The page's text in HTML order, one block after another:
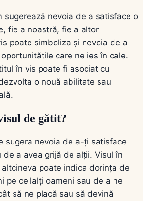
sugerează nevoia de a satisface o
fie a noastră, fie a altor
poate simboliza și nevoia de a
care ne ies în cale.
în vis poate fi asociat cu
o nouă abilitate sau
de gătit?
sugera nevoia de a-ți satisface
de a avea grijă de alții. Visul în
poate indica dorința de
pe ceilalți oameni sau de a ne
să ne placă sau să devină